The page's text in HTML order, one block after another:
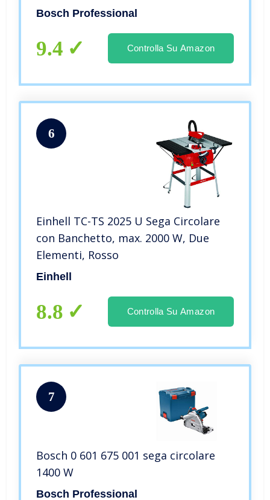
Confezione in Cartone)
Bosch Professional
9.4 Controlla Su Amazon
6
Einhell TC-TS 2025 U Sega Circolare
con Banchetto, max. 2000 W, Due
Elementi, Rosso
Einhell
8.8 Controlla Su Amazon
7
Bosch 0 601 675 001 sega circolare
1400 W
Bosch Professional